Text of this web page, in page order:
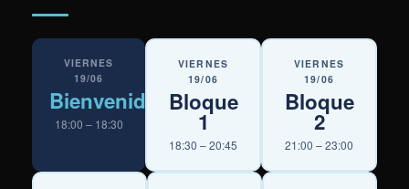
VIERNES
19/06
Bienvenida
18:00 – 18:30
VIERNES
19/06
Bloque
1
18:30 – 20:45
VIERNES
19/06
Bloque
2
21:00 – 23:00